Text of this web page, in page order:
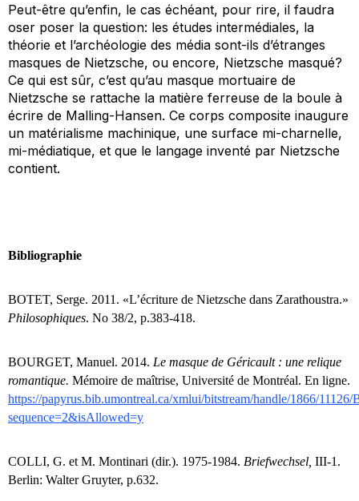
Peut-être qu’enfin, le cas échéant, pour rire, il faudra
oser poser la question: les études intermédiales, la
théorie et l’archéologie des média sont-ils d’étranges
masques de Nietzsche, ou encore, Nietzsche masqué?
Ce qui est sûr, c’est qu’au masque mortuaire de
Nietzsche se rattache la matière ferreuse de la boule à
écrire de Malling-Hansen. Ce corps composite inaugure
un matérialisme machinique, une surface mi-charnelle,
mi-médiatique, et que le langage inventé par Nietzsche
contient.
Bibliographie
BOTET, Serge. 2011. «L’écriture de Nietzsche dans Zarathoustra.»
Philosophiques. No 38/2, p.383-418.
BOURGET, Manuel. 2014. Le masque de Géricault : une relique
romantique. Mémoire de maîtrise, Université de Montréal. En ligne.
https://papyrus.bib.umontreal.ca/xmlui/bitstream/handle/1866/
sequence=2&isAllowed=y
COLLI, G. et M. Montinari (dir.). 1975-1984. Briefwechsel, III-1.
Berlin: Walter Gruyter, p.632.